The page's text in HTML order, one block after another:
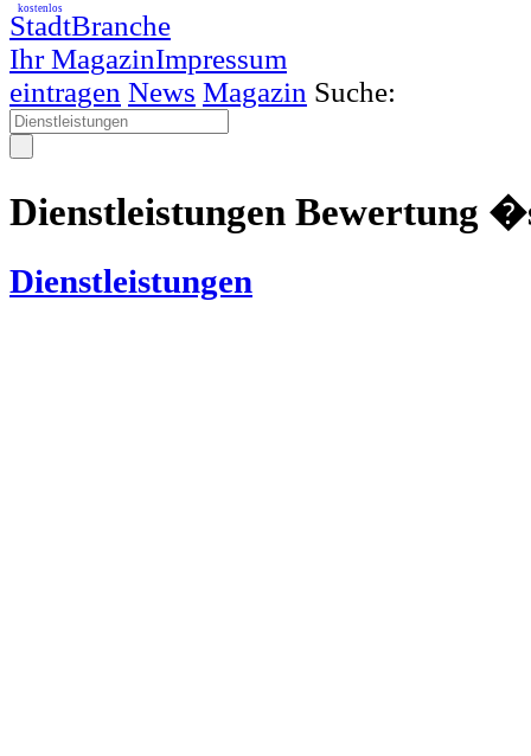
StadtBranche
Ihr MagazinImpressum
kostenlos
eintragen News Magazin Suche:
Dienstleistungen Bewertung
Dienstleistungen